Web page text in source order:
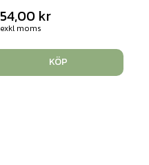
54,00 kr
exkl moms
KÖP